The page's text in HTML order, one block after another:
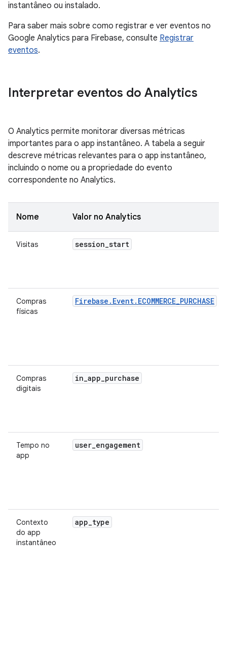
instantâneo ou instalado.
Para saber mais sobre como registrar e ver eventos no
Google Analytics para Firebase, consulte Registrar
eventos.
Interpretar eventos do Analytics
O Analytics permite monitorar diversas métricas
importantes para o app instantâneo. A tabela a seguir
descreve métricas relevantes para o app instantâneo,
incluindo o nome ou a propriedade do evento
correspondente no Analytics.
Nome Valor no Analytics
Visitas session_start
Compras
físicas
Firebase.Event.ECOMMERCE_PURCHASE
Compras
digitais
in_app_purchase
Tempo no
app
user_engagement
Contexto
do app
instantâneo
app_type